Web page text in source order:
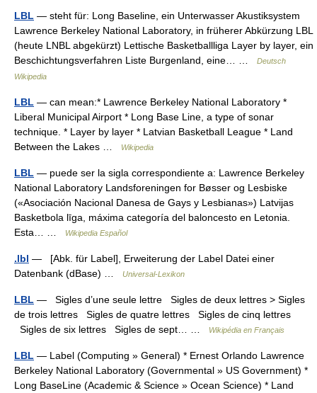
LBL — steht für: Long Baseline, ein Unterwasser Akustiksystem
Lawrence Berkeley National Laboratory, in früherer Abkürzung LBL
(heute LNBL abgekürzt) Lettische Basketballliga Layer by layer, ein
Beschichtungsverfahren Liste Burgenland, eine… …
Deutsch
Wikipedia
LBL — can mean:* Lawrence Berkeley National Laboratory *
Liberal Municipal Airport * Long Base Line, a type of sonar
technique. * Layer by layer * Latvian Basketball League * Land
Between the Lakes …
Wikipedia
LBL — puede ser la sigla correspondiente a: Lawrence Berkeley
National Laboratory Landsforeningen for Bøsser og Lesbiske
(«Asociación Nacional Danesa de Gays y Lesbianas») Latvijas
Basketbola līga, máxima categoría del baloncesto en Letonia.
Esta… …
Wikipedia Español
.lbl — [Abk. für Label], Erweiterung der Label Datei einer
Datenbank (dBase) …
Universal-Lexikon
LBL — Sigles d’une seule lettre Sigles de deux lettres > Sigles
de trois lettres Sigles de quatre lettres Sigles de cinq lettres
Sigles de six lettres Sigles de sept… …
Wikipédia en Français
LBL — Label (Computing » General) * Ernest Orlando Lawrence
Berkeley National Laboratory (Governmental » US Government) *
Long BaseLine (Academic & Science » Ocean Science) * Land